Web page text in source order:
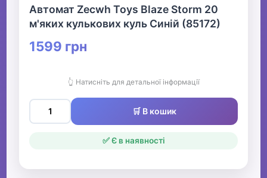
Автомат Zecwh Toys Blaze Storm 20
м'яких кулькових куль Синій (85172)
1599 грн
👆 Натисніть для детальної інформації
🛒 В кошик
✅ Є в наявності